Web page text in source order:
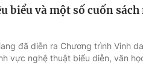
biểu và một số cuốn
đã diễn ra Chương trình Vinh
vực nghệ thuật biểu diễn, văn